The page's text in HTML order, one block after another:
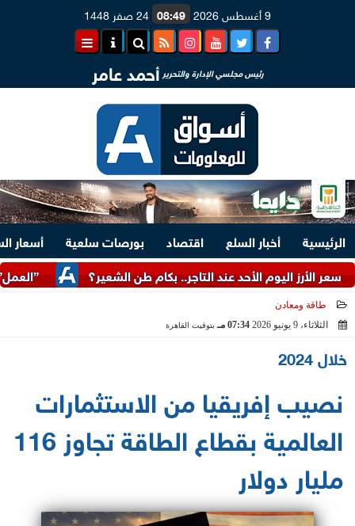
9 أغسطس 2026 08:49 24 صفر 1448
رئيس مجلسي الإدارة والتحرير أحمد عامر
الرئيسية أخبار السلع اقتصاد بورصات سلعية
أسعار
”العمل”: توفير 3070 فرصة عمل بمجموعة طلعت مصطفى
اليوم الأحد عند التاجر.. بكام طن الشعير؟
طاقة ومعادن
الثلاثاء، 9 يونيو 2026
07:34 مـ بتوقيت القاهرة
خلال 2024
نصيب إفريقيا من الاستثمارات
العالمية بقطاع الطاقة تجاوز 116
مليار دولار